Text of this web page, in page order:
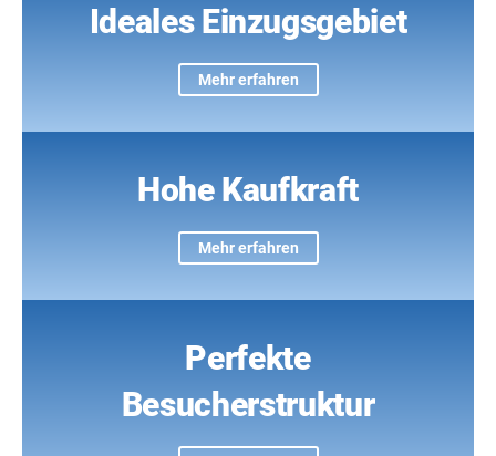
Ideales Einzugsgebiet
Mehr erfahren
Hohe Kaufkraft
Mehr erfahren
Perfekte
Besucherstruktur